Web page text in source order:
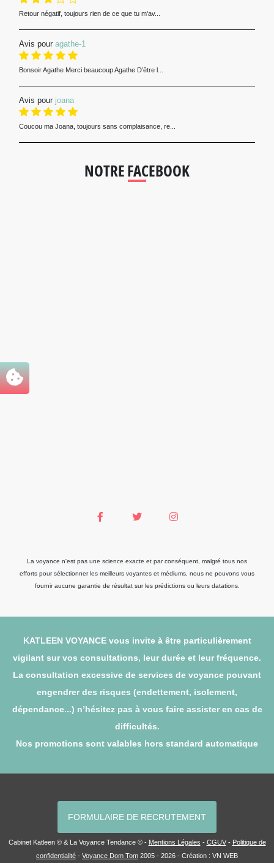
Retour négatif, toujours rien de ce que tu m'av...
Avis pour agathe-1
Bonsoir Agathe Merci beaucoup Agathe D’être l...
Avis pour joana
Coucou ma Joana, toujours sans complaisance, re...
NOTRE FACEBOOK
La voyance n'est pas une science exacte et par conséquent, malgré tous nos
efforts pour sélectionner les meilleurs voyantes et médiums, nous ne pouvons vous
fournir aucune garantie de résultat sur les prédictions ou leurs datations.
KATLEEN VOYANCE vous invite à être particulièrement
vigilant sur vos consultations, leur durée et leur fréquence.
La consultation excessive de services de voyance pouvant
engendrer des risques (endettement, isolement,
dépendance...) n’hésitez pas à vous faire assister en cas de
difficultés.
Nos promotions sont valables hors standard automatique
FORMULAIRE DE RECRUTEMENT
Cabinet Katleen © & La Voyance Tendance © - Mentions Légales - CGUV- Politique de
confidentialité - Voyance Dom Tom 2005 - 2026 - Création : VN WEB